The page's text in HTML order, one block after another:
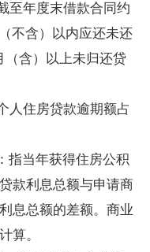
至年度末借款合同约
不含）以内应还未还
（含）以上未归还贷
人住房贷款逾期额占
：指当年获得住房公积
款利息总额与申请商
息总额的差额。商业
算。